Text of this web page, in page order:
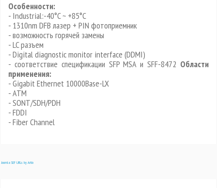
Особенности:
- Industrial:-40°C ~ +85°C
- 1310nm DFB лазер + PIN фотоприемник
- возможность горячей замены
- LC разъем
- Digital diagnostic monitor interface (DDMI)
- соответствие спецификации SFP MSA и SFF-8472 Области
применения:
- Gigabit Ethernet 10000Base-LX
- ATM
- SONT/SDH/PDH
- FDDI
- Fiber Channel
Joomla SEF URLs by Artio